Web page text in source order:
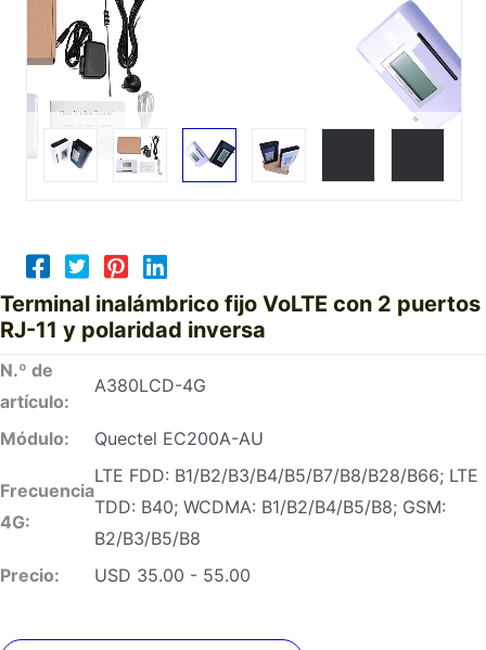
Terminal inalámbrico fijo VoLTE con 2 puertos
RJ-11 y polaridad inversa
N.º de
artículo:
A380LCD-4G
Módulo: Quectel EC200A-AU
Frecuencia
4G:
LTE FDD: B1/B2/B3/B4/B5/B7/B8/B28/B66; LTE
TDD: B40; WCDMA: B1/B2/B4/B5/B8; GSM:
B2/B3/B5/B8
Precio:
USD 35.00 - 55.00